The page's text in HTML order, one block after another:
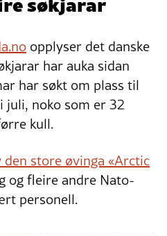
og oppfylla
på
kan rekruttane
politiskulen
og
på Grønland.
opplyser det danske
har auka sidan
har søkt om plass til
noko som er 32
kull.
store øvinga «Arctic
og fleire andre Nato-
personell.